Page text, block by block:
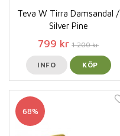
Teva W Tirra Damsandal /
Silver Pine
799 kr 1 200 kr
INFO KÖP
68%